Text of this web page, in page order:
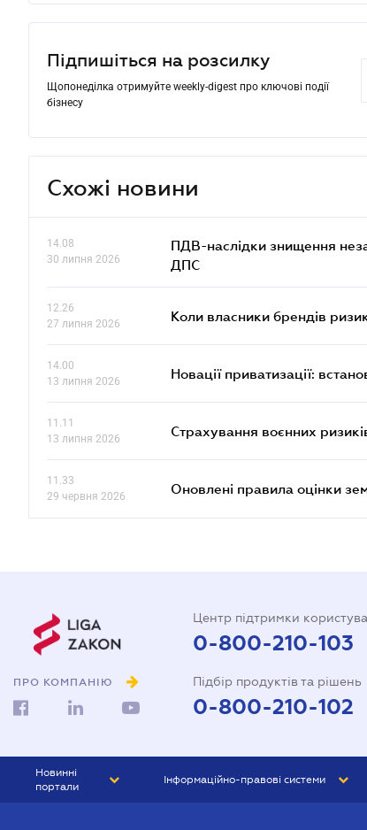
Підпишіться на розсилку
Щопонеділка отримуйте weekly-digest про ключові події
бізнесу
Схожі новини
14.08
30 липня 2026
ПДВ-наслідки знищення
ДПС
12.26
27 липня 2026
Коли власники брендів
14.00
13 липня 2026
Новації приватизації:
11.11
13 липня 2026
Страхування воєнних
11.33
29 червня 2026
Оновлені правила оцінки
ПРО КОМПАНІЮ
Центр підтримки
0-800-210-103
Підбір продуктів та рішень
0-800-210-102
Новинні
портали
Інформаційно-правові системи